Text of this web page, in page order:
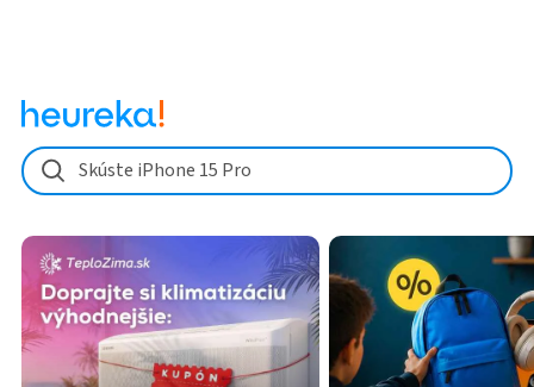
Skúste iPhone 15 Pro